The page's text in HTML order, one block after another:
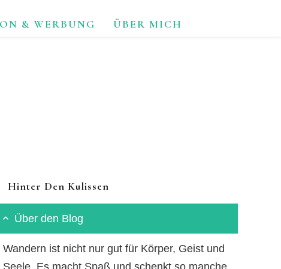
& WERBUNG ÜBER MICH
Hinter Den Kulissen
Über den Blog
Wandern ist nicht nur gut für Körper, Geist und
Seele. Es macht Spaß und schenkt so manche